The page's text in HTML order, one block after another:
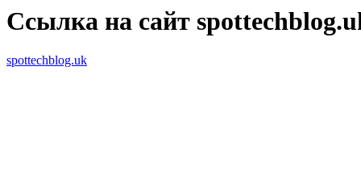
Ссылка на сайт
spottechblog.uk